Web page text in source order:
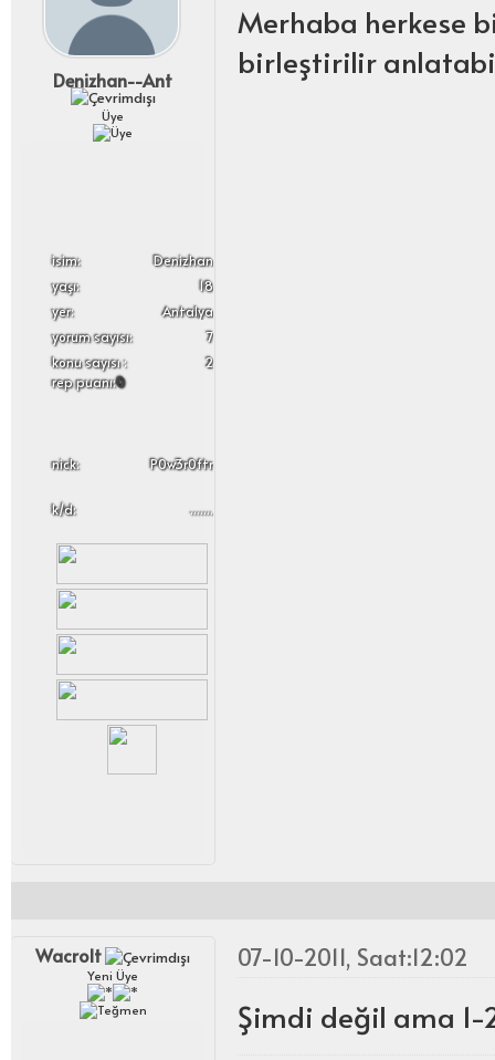
Denizhan--Ant
Üye
i̇sim:
Denizhan
yaşı:
18
yer:
Antalya
yorum sayısı:
7
konu sayısı :
2
rep puanı:0
nick: P0w3r0ftr
k/d: .......
Merhaba herkese
birleştirilir
Wacrolt
Yeni Üye
07-10-2011, Saat:12:02
Şimdi değil ama 1-